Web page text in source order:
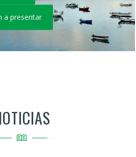
a presentar